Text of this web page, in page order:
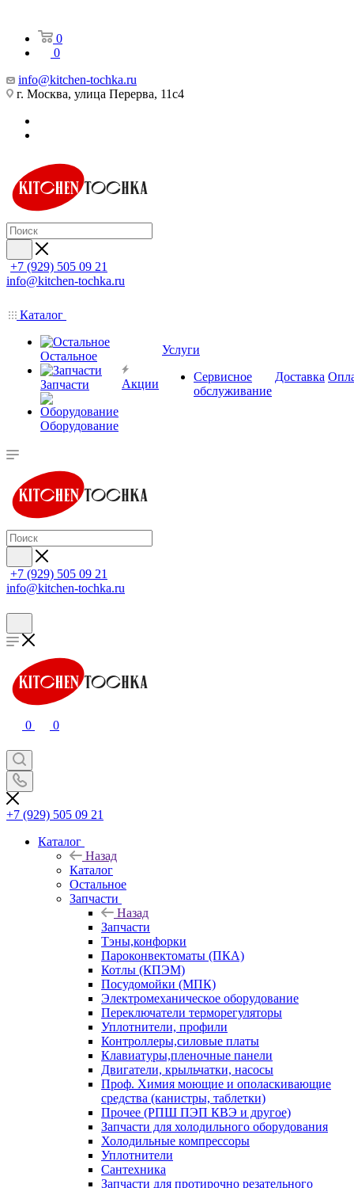
0
0
info@kitchen-tochka.ru
г. Москва, улица Перерва, 11с4
+7 (929) 505 09 21
info@kitchen-tochka.ru
Каталог
Остальное
Запчасти
Оборудование
Акции
Услуги
Сервисное
обслуживание
Доставка
+7 (929) 505 09 21
info@kitchen-tochka.ru
0 0
+7 (929) 505 09 21
Каталог
Назад
Каталог
Остальное
Запчасти
Назад
Запчасти
Тэны,конфорки
Пароконвектоматы (ПКА)
Котлы (КПЭМ)
Посудомойки (МПК)
Электромеханическое оборудование
Переключатели терморегуляторы
Уплотнители, профили
Контроллеры,силовые платы
Клавиатуры,пленочные панели
Двигатели, крыльчатки, насосы
Проф. Химия моющие и ополаскивающие
средства (канистры, таблетки)
Прочее (РПШ ПЭП КВЭ и другое)
Запчасти для холодильного оборудования
Холодильные компрессоры
Уплотнители
Сантехника
Запчасти для протирочно резательного